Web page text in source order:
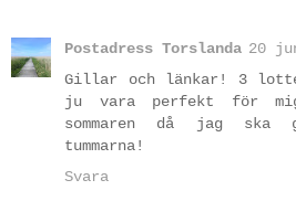
Postadress Torslanda 20
Gillar och länkar! 3
ju vara perfekt för
sommaren då jag ska
tummarna!
Svara